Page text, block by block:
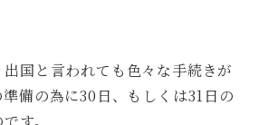
国と言われても色々な手続きが
備の為に30日、もしくは31日の
す。